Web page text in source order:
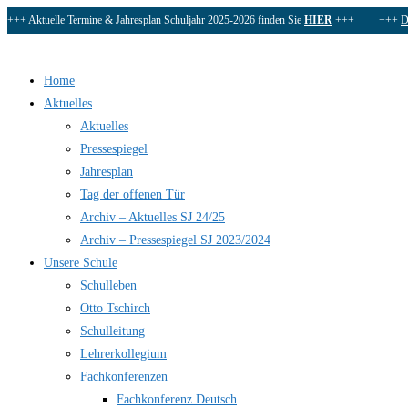
Zum
+++ Aktuelle Termine & Jahresplan Schuljahr 2025-2026 finden Sie HIER +++ +++
Home
Aktuelles
Aktuelles
Pressespiegel
Jahresplan
Tag der offenen Tür
Archiv – Aktuelles SJ 24/25
Archiv – Pressespiegel SJ 2023/2024
Unsere Schule
Schulleben
Otto Tschirch
Schulleitung
Lehrerkollegium
Fachkonferenzen
Fachkonferenz Deutsch